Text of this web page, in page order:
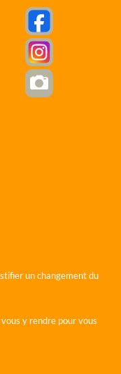
un changement du
y rendre pour vous